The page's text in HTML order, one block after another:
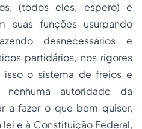
(todos eles, espero) e
suas funções usurpando
desnecessários e
partidários, nos rigores
isso o sistema de freios e
autoridade da
a fazer o que bem quiser,
e à Constituição Federal,